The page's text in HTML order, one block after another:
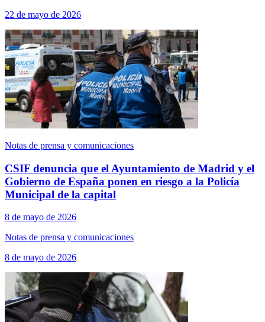
22 de mayo de 2026
Notas de prensa y comunicaciones
CSIF denuncia que el Ayuntamiento de Madrid y el
Gobierno de España ponen en riesgo a la Policía
Municipal de la capital
8 de mayo de 2026
Notas de prensa y comunicaciones
8 de mayo de 2026